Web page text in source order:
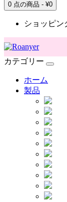
0 点の商品 - ¥0
ショッピン
カテゴリー
ホーム
製品